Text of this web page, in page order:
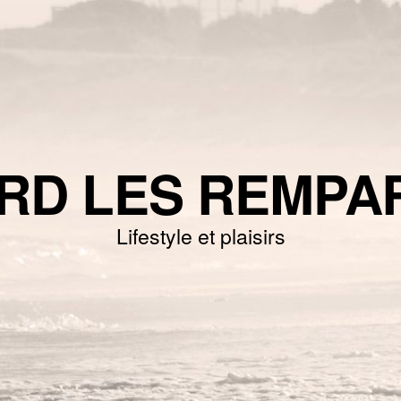
LES
Lifestyle et plaisirs